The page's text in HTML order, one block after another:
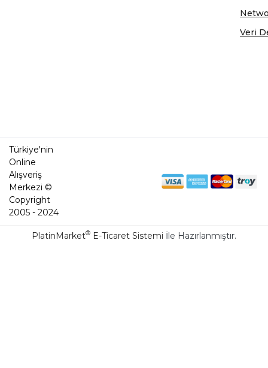
Veri
Türkiye'nin
Online
Alışveriş
Merkezi ©
Copyright
2005 - 2024
PlatinMarket® E-Ticaret Sistemi İle Hazırlanmıştır.